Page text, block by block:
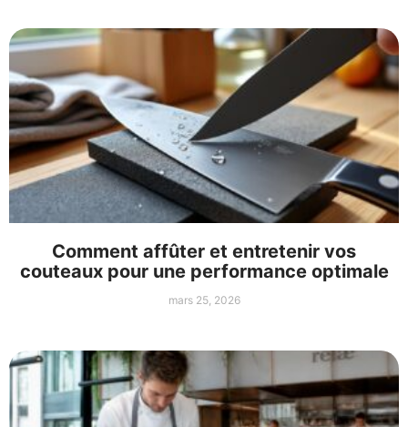
Comment affûter et entretenir vos
couteaux pour une performance optimale
mars 25, 2026